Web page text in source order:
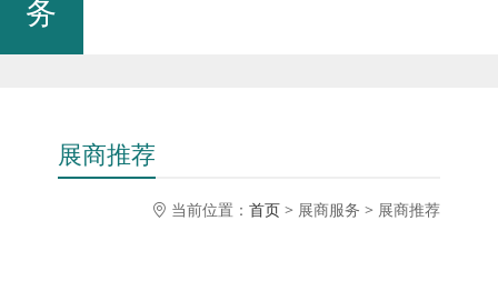
务
展商推荐
当前位置： 首页 > 展商服务 > 展商推荐